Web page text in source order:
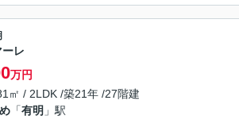
レ
万円
㎡ / 2LDK /築21年 /27階建
「有明 」駅